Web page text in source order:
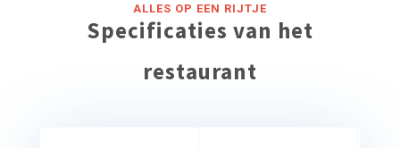
ALLES OP EEN RIJTJE
Specificaties van het
restaurant